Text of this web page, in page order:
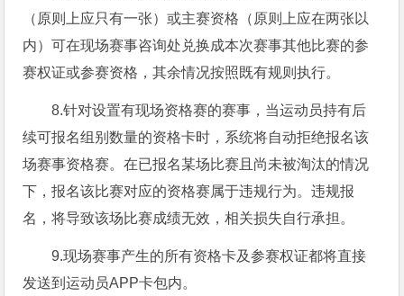
（原则上应只有一张）或主赛资格（原则上应在两张以
内）可在现场赛事咨询处兑换成本次赛事其他比赛的参
赛权证或参赛资格，其余情况按照既有规则执行。
8.针对设置有现场资格赛的赛事，当运动员持有后
续可报名组别数量的资格卡时，系统将自动拒绝报名该
场赛事资格赛。在已报名某场比赛且尚未被淘汰的情况
下，报名该比赛对应的资格赛属于违规行为。违规报
名，将导致该场比赛成绩无效，相关损失自行承担。
9.现场赛事产生的所有资格卡及参赛权证都将直接
发送到运动员APP卡包内。